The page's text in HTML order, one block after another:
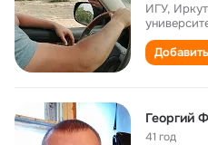
ИГУ,
Георгий
41 год